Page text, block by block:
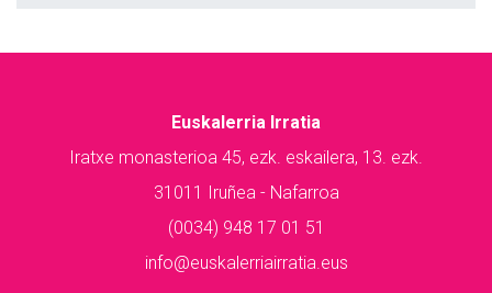
Euskalerria Irratia
Iratxe monasterioa 45, ezk. eskailera, 13. ezk.
31011 Iruñea - Nafarroa
(0034) 948 17 01 51
info@euskalerriairratia.eus